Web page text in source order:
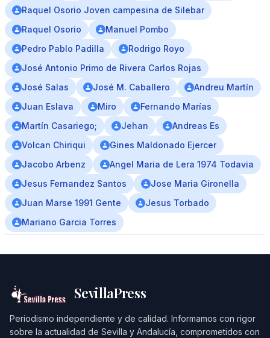
Raquel Osorio Joven campesina de Silebar
Raquel Osorio
Manuel Pombo
Pedro Pablo Padilla
Rodrigo Royo
José Antonio Primo de Rivera Carlos Rojas
José Salas
José M. Caballero
Andreu Martín
Juan Eslava
Miro
Fernando Marías
Martín Casariego;
Jehan
Andreas Es
Volcan Chiriqui
Gines Maldonado Ejercer
Jacobo Arbenz
Angel Maria de Lera 1974 Todavia
Jesus Fernandez Santos
Jose Maria Gironella
Juan Marse 1991 Gente
Jesus Torbado
Mariano Garcia Torres
SevillaPress
Periodismo independiente y de calidad. Informamos con rigor
sobre la actualidad de Sevilla y Andalucía, comprometidos con